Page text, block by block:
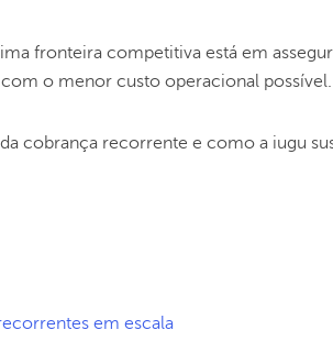
fronteira competitiva está em
o menor custo operacional possível.
cobrança recorrente e como a iugu
em escala